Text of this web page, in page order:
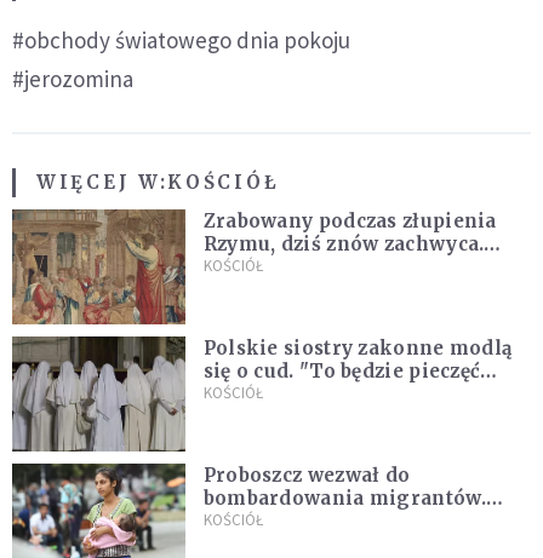
#obchody światowego dnia pokoju
#jerozomina
WIĘCEJ W:KOŚCIÓŁ
Zrabowany podczas złupienia
Rzymu, dziś znów zachwyca.
Wyjątkowy arras w Castel
KOŚCIÓŁ
Polskie siostry zakonne modlą
się o cud. "To będzie pieczęć
Pana Boga dla naszej wiary"
KOŚCIÓŁ
Proboszcz wezwał do
bombardowania migrantów.
"Masowy ogień przeciwko
KOŚCIÓŁ